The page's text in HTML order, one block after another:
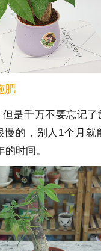
肥
是千万不要忘记
慢的，别人1个月就
时间。